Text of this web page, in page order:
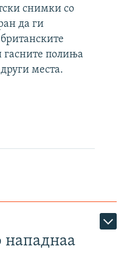
снимки со
да ги
гасните полиња
места.
нападнаа